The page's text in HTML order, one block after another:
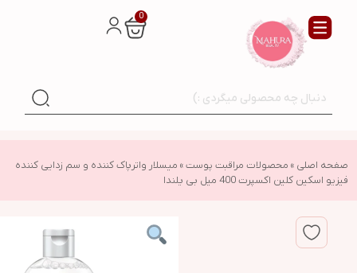
0
صفحه اصلی » محصولات مراقبت پوست» میسلار واترپاک کننده و سم زدایی کننده
فیزیو اسکین کلین اکسپرت 400 میل بی یلندا